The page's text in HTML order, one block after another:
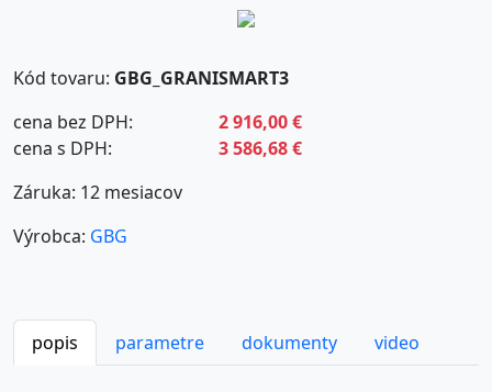
Kód tovaru: GBG_GRANISMART3
cena bez DPH:
2 916,00 €
cena s DPH:
3 586,68 €
Záruka: 12 mesiacov
Výrobca: GBG
popis parametre dokumenty video